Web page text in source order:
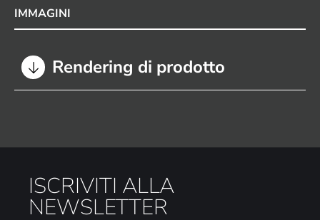
IMMAGINI
Rendering di prodotto
ISCRIVITI ALLA
NEWSLETTER